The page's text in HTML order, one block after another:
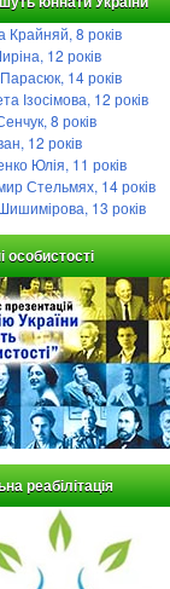
Крайняй, 8 років
12 років
14 років
Ізосімова, 12 років
8 років
12 років
Юлія, 11 років
Стельмях, 14 років
13 років
особистості
реабілітація